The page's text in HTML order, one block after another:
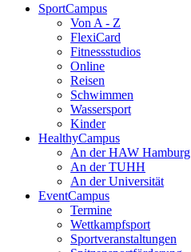
SportCampus
Von A - Z
FlexiCard
Fitnessstudios
Online
Reisen
Schwimmen
Wassersport
Kinder
HealthyCampus
An der HAW Hamburg
An der TUHH
An der Universität
EventCampus
Termine
Wettkampfsport
Sportveranstaltungen